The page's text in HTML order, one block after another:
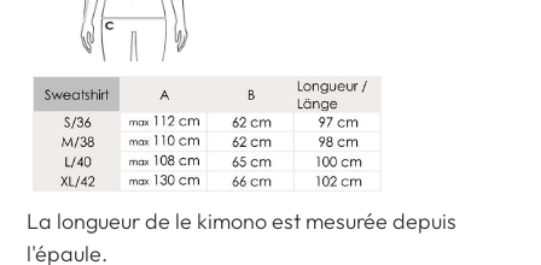
La longueur de le kimono est mesurée depuis
l'épaule.